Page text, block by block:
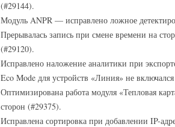
(#29144).
Модуль ANPR — исправлено ложное
Прерывалась запись при смене времени на
(#29120).
Исправлено наложение аналитики при
Eco Mode для устройств «Линия» не
Оптимизирована работа модуля «Тепловая
сторон (#29375).
Исправлена сортировка при добавлении IP-